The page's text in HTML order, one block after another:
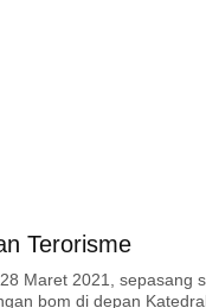
Terorisme
Maret 2021, sepasang
bom di depan